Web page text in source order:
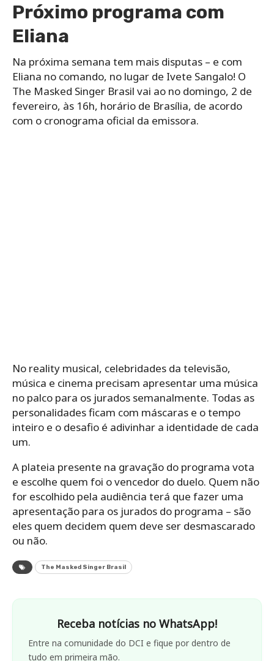
Próximo programa com
Eliana
Na próxima semana tem mais disputas – e com
Eliana no comando, no lugar de Ivete Sangalo! O
The Masked Singer Brasil vai ao no domingo, 2 de
fevereiro, às 16h, horário de Brasília, de acordo
com o cronograma oficial da emissora.
No reality musical, celebridades da televisão,
música e cinema precisam apresentar uma música
no palco para os jurados semanalmente. Todas as
personalidades ficam com máscaras e o tempo
inteiro e o desafio é adivinhar a identidade de cada
um.
A plateia presente na gravação do programa vota
e escolhe quem foi o vencedor do duelo. Quem não
for escolhido pela audiência terá que fazer uma
apresentação para os jurados do programa – são
eles quem decidem quem deve ser desmascarado
ou não.
The Masked Singer Brasil
Receba notícias no WhatsApp!
Entre na comunidade do DCI e fique por dentro de
tudo em primeira mão.